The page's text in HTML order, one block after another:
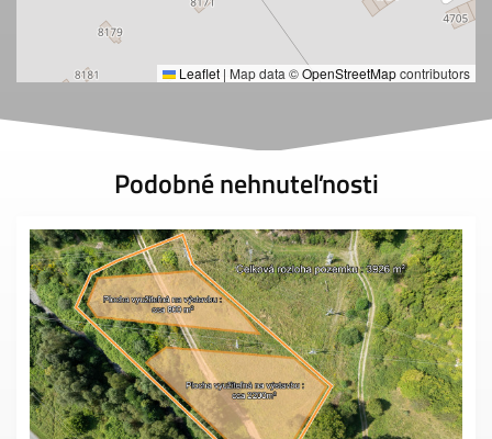
Leaflet | Map data ©OpenStreetMapcontributors
Podobné nehnuteľnosti